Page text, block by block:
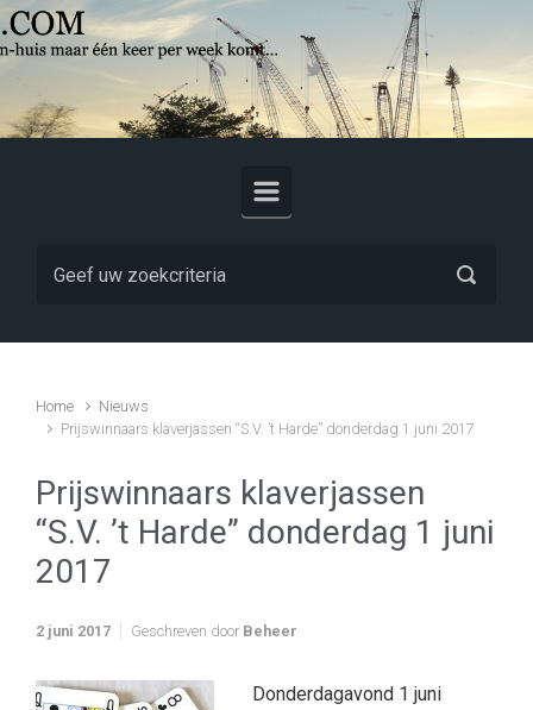
Skip to main content
Home
Nieuws
Prijswinnaars klaverjassen “S.V. ’t Harde” donderdag 1 juni 2017
Prijswinnaars klaverjassen
“S.V. ’t Harde” donderdag 1 juni
2017
2 juni 2017 Geschreven door Beheer
Donderdagavond 1 juni